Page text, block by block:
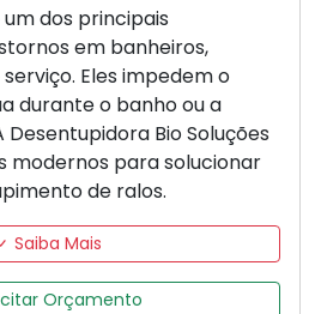
dos principais
em banheiros,
Eles impedem o
durante o banho ou a
Desentupidora Bio Soluções
modernos para solucionar
de ralos.
Saiba Mais
Orçamento